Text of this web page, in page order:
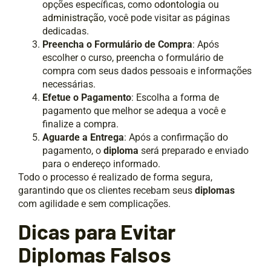
opções específicas, como odontologia ou
administração, você pode visitar as páginas
dedicadas.
Preencha o Formulário de Compra: Após
escolher o curso, preencha o formulário de
compra com seus dados pessoais e informações
necessárias.
Efetue o Pagamento: Escolha a forma de
pagamento que melhor se adequa a você e
finalize a compra.
Aguarde a Entrega: Após a confirmação do
pagamento, o diploma será preparado e enviado
para o endereço informado.
Todo o processo é realizado de forma segura,
garantindo que os clientes recebam seus diplomas
com agilidade e sem complicações.
Dicas para Evitar
Diplomas Falsos